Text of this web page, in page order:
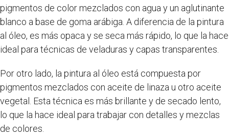
pigmentos de color mezclados con agua y un aglutinante
blanco a base de goma arábiga. A diferencia de la pintura
al óleo, es más opaca y se seca más rápido, lo que la hace
ideal para técnicas de veladuras y capas transparentes.
Por otro lado, la pintura al óleo está compuesta por
pigmentos mezclados con aceite de linaza u otro aceite
vegetal. Esta técnica es más brillante y de secado lento,
lo que la hace ideal para trabajar con detalles y mezclas
de colores.